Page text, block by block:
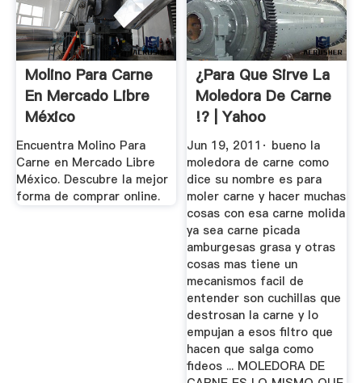
Molino Para Carne
En Mercado Libre
México
Encuentra Molino Para
Carne en Mercado Libre
México. Descubre la mejor
forma de comprar online.
¿para Que Sirve La
Moledora De Carne
!? | Yahoo
Respuestas
Jun 19, 2011· bueno la
moledora de carne como
dice su nombre es para
moler carne y hacer muchas
cosas con esa carne molida
ya sea carne picada
amburgesas grasa y otras
cosas mas tiene un
mecanismos facil de
entender son cuchillas que
destrosan la carne y lo
empujan a esos filtro que
hacen que salga como
fideos ... MOLEDORA DE